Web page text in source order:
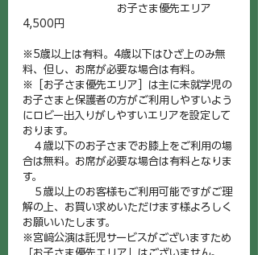
お子さま優先エリア
4,500円
※5歳以上は有料。4歳以下はひざ上のみ無
料、但し、お席が必要な場合は有料。
※［お子さま優先エリア］は主に未就学児の
お子さまと保護者の方がご利用しやすいよう
にロビー出入りがしやすいエリアを設定して
おります。
４歳以下のお子さまでお膝上をご利用の場
合は無料。お席が必要な場合は有料となりま
す。
５歳以上のお客様もご利用可能ですがご理
解の上、お買い求めいただけます様よろしく
お願いいたします。
※宮﨑公演は託児サービスがございますため